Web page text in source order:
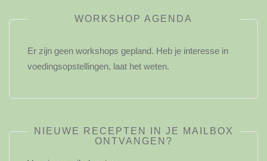
WORKSHOP AGENDA
Er zijn geen workshops gepland. Heb je interesse in
voedingsopstellingen, laat het weten.
NIEUWE RECEPTEN IN JE MAILBOX
ONTVANGEN?